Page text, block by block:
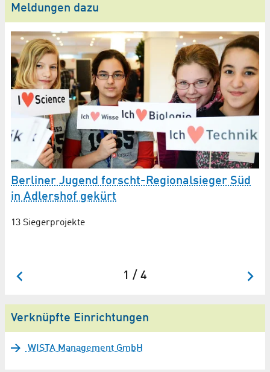
Meldungen dazu
Berliner Jugend forscht-Regionalsieger Süd
in Adlershof gekürt
13 Siegerprojekte
1 / 4
Verknüpfte Einrichtungen
WISTA Management GmbH